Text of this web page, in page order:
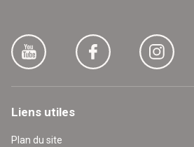
Liens utiles
Plan du site